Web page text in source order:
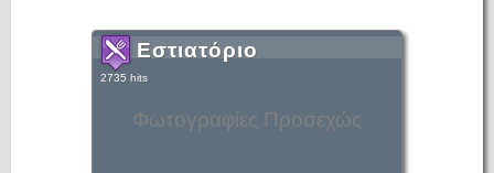
Φωτογραφίες Προσεχώς
Εστιατόριο
2735 hits